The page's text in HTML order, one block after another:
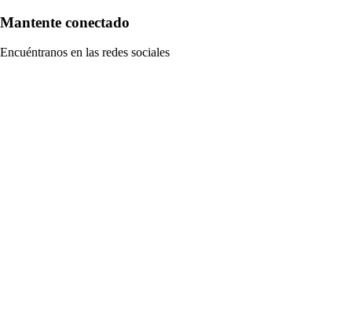
Mantente conectado
Encuéntranos en las redes sociales